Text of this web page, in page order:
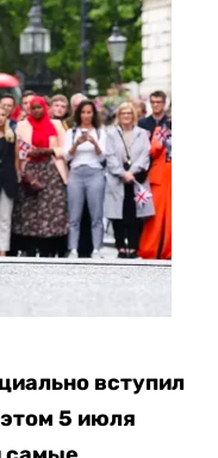
вступил
5 июля